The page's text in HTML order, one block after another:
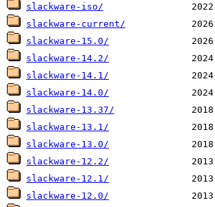
slackware-iso/
slackware-current/
slackware-15.0/
slackware-14.2/
slackware-14.1/
slackware-14.0/
slackware-13.37/
slackware-13.1/
slackware-13.0/
slackware-12.2/
slackware-12.1/
slackware-12.0/